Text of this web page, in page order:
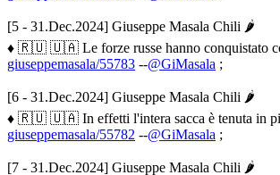
[5 - 31.Dec.2024] Giuseppe Masala Chili 🌶
♦ 🇷🇺 🇺🇦 Le forze russe hanno conquistato
giuseppemasala/55783 --@GiMasala ;
[6 - 31.Dec.2024] Giuseppe Masala Chili 🌶
♦ 🇷🇺 🇺🇦 In effetti l'intera sacca è tenuta in
giuseppemasala/55782 --@GiMasala ;
[7 - 31.Dec.2024] Giuseppe Masala Chili 🌶